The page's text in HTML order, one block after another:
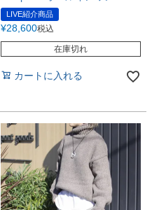
LIVE紹介商品
¥28,600税込
在庫切れ
カートに入れる